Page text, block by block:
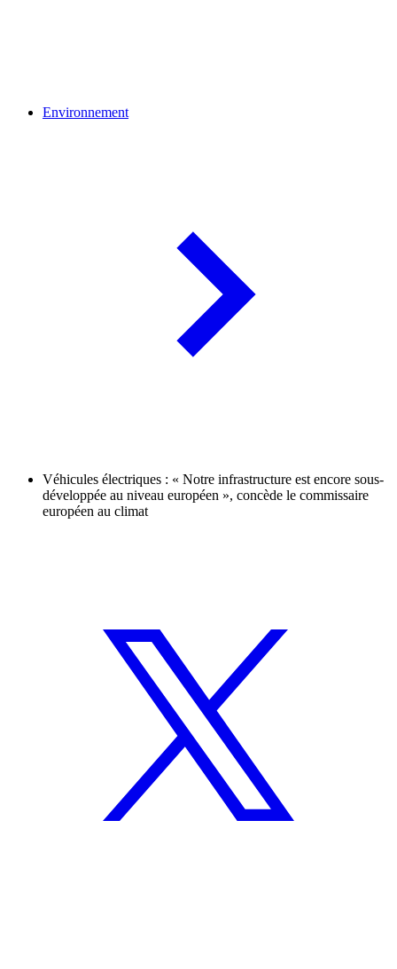
Environnement
Véhicules électriques : « Notre infrastructure est encore sous-
développée au niveau européen », concède le commissaire
européen au climat